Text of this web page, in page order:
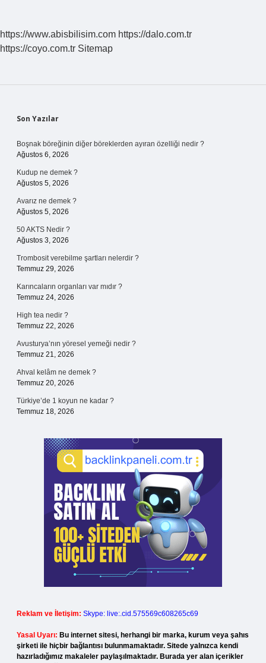
https://www.abisbilisim.com https://dalo.com.tr
https://coyo.com.tr Sitemap
Sidebar
Son Yazılar
Boşnak böreğinin diğer böreklerden ayıran özelliği nedir ?
Ağustos 6, 2026
Kudup ne demek ?
Ağustos 5, 2026
Avarız ne demek ?
Ağustos 5, 2026
50 AKTS Nedir ?
Ağustos 3, 2026
Trombosit verebilme şartları nelerdir ?
Temmuz 29, 2026
Karıncaların organları var mıdır ?
Temmuz 24, 2026
High tea nedir ?
Temmuz 22, 2026
Avusturya’nın yöresel yemeği nedir ?
Temmuz 21, 2026
Ahval kelâm ne demek ?
Temmuz 20, 2026
Türkiye’de 1 koyun ne kadar ?
Temmuz 18, 2026
Reklam ve İletişim: Skype: live:.cid.575569c608265c69
Yasal Uyarı: Bu internet sitesi, herhangi bir marka, kurum veya şahıs
şirketi ile hiçbir bağlantısı bulunmamaktadır. Sitede yalnızca kendi
hazırladığımız makaleler paylaşılmaktadır. Burada yer alan içerikler